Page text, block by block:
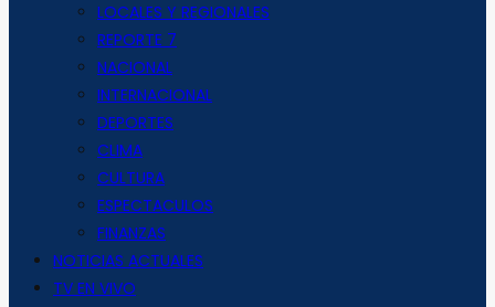
LOCALES Y REGIONALES
REPORTE 7
NACIONAL
INTERNACIONAL
DEPORTES
CLIMA
CULTURA
ESPECTACULOS
FINANZAS
NOTICIAS ACTUALES
TV EN VIVO